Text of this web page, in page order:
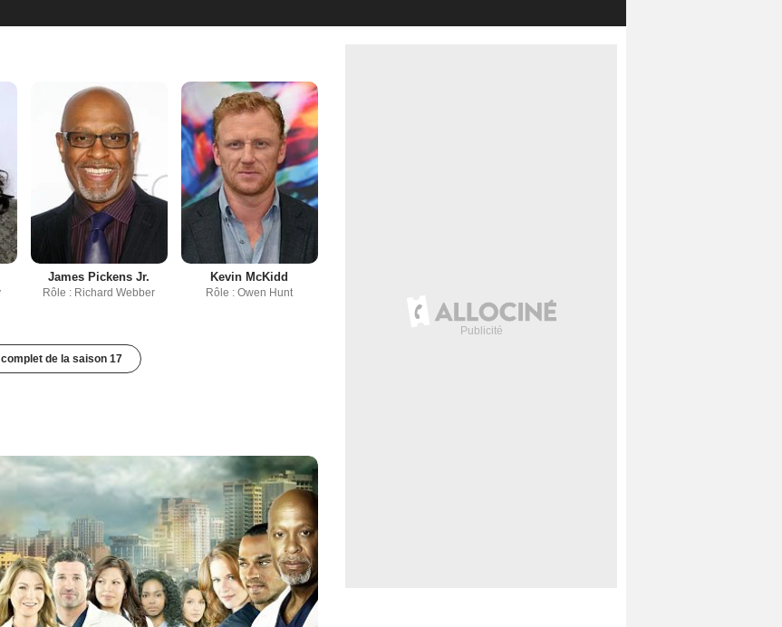
James Pickens Jr.
Rôle : Richard Webber
Kevin McKidd
Rôle : Owen Hunt
de la saison 17